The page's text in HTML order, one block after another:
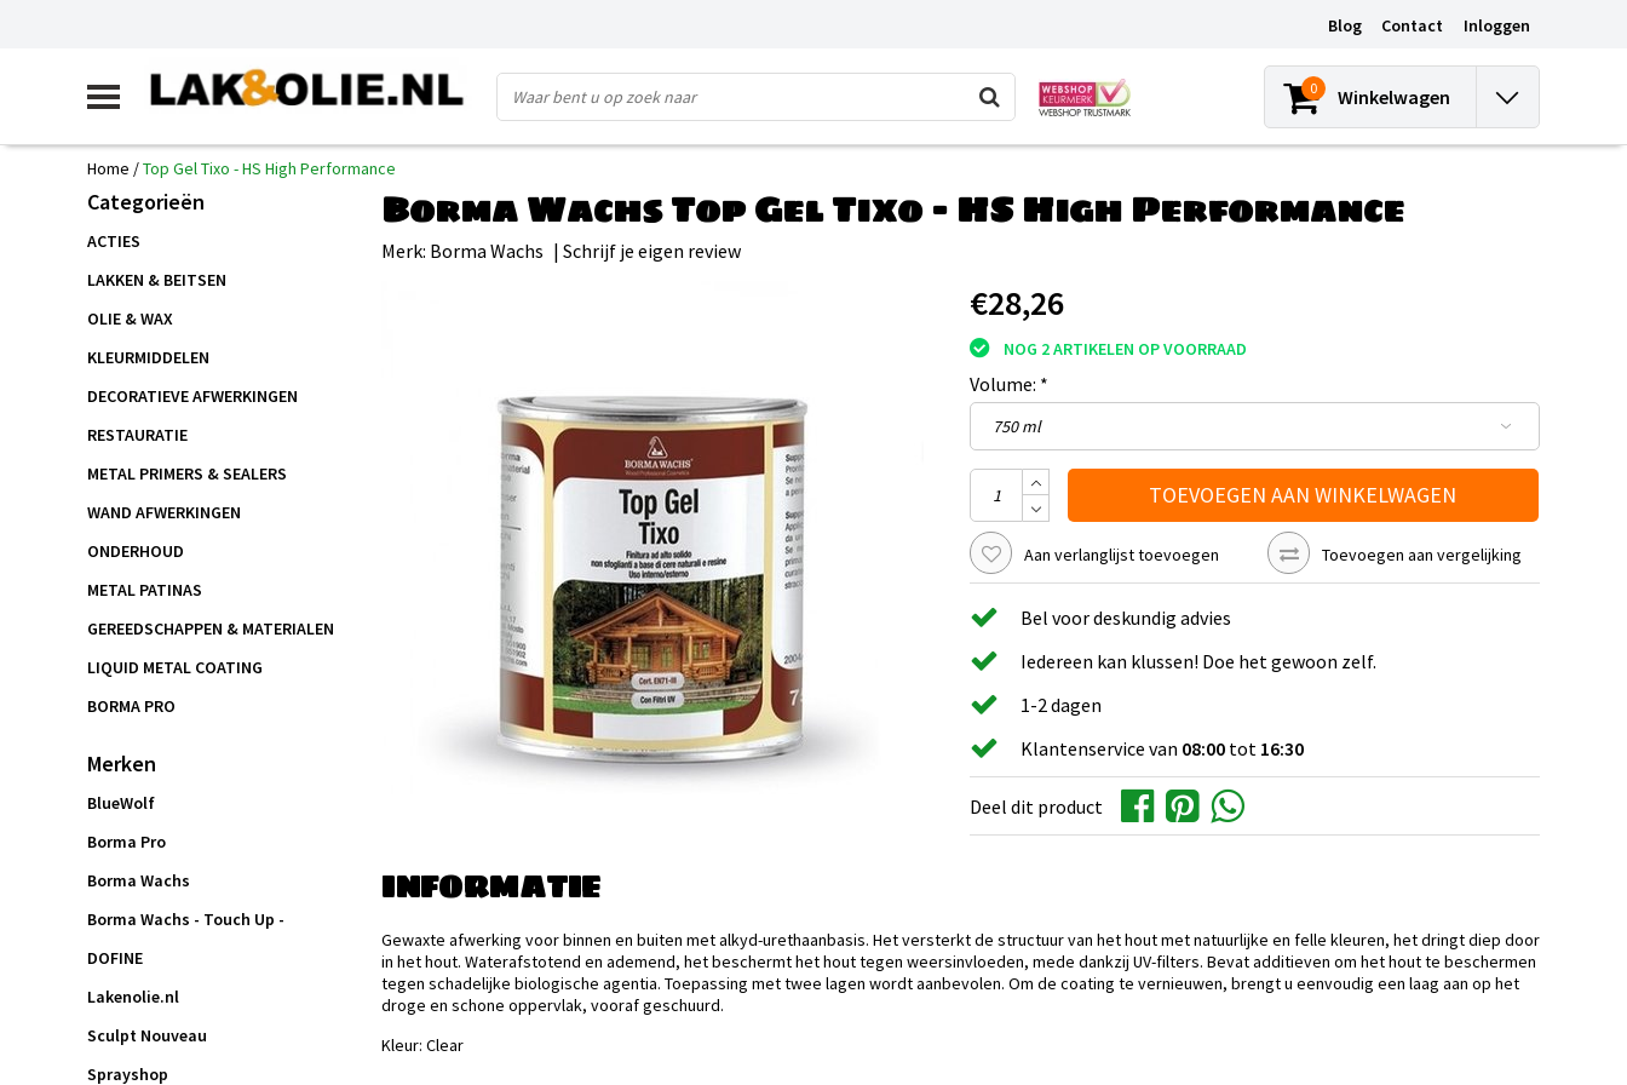
Blog Contact Inloggen
0 Winkelwagen
Home /Top Gel Tixo - HS High Performance
Categorieën
ACTIES
LAKKEN & BEITSEN
OLIE & WAX
KLEURMIDDELEN
DECORATIEVE AFWERKINGEN
RESTAURATIE
METAL PRIMERS & SEALERS
WAND AFWERKINGEN
ONDERHOUD
METAL PATINAS
GEREEDSCHAPPEN & MATERIALEN
LIQUID METAL COATING
BORMA PRO
Merken
BlueWolf
Borma Pro
Borma Wachs
Borma Wachs - Touch Up -
DOFINE
Lakenolie.nl
Sculpt Nouveau
Sprayshop
Borma Wachs Top Gel Tixo - HS High Performance
Merk: Borma Wachs | Schrijf je eigen review
€28,26
NOG 2 ARTIKELEN OP VOORRAAD
Volume: *
TOEVOEGEN AAN WINKELWAGEN
Aan verlanglijst toevoegen Toevoegen aan vergelijking
Bel voor deskundig advies
Iedereen kan klussen! Doe het gewoon zelf.
1-2 dagen
Klantenservice van 08:00 tot 16:30
Deel dit product
INFORMATIE
Gewaxte afwerking voor binnen en buiten met alkyd-urethaanbasis. Het versterkt de structuur van het hout met natuurlijke en felle kleuren, het dringt diep door
in het hout. Waterafstotend en ademend, het beschermt het hout tegen weersinvloeden, mede dankzij UV-filters. Bevat additieven om het hout te beschermen
tegen schadelijke biologische agentia. Toepassing met twee lagen wordt aanbevolen. Om de coating te vernieuwen, brengt u eenvoudig een laag aan op het
droge en schone oppervlak, vooraf geschuurd.
Kleur: Clear